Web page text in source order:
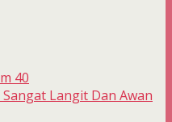
40
Langit Dan Awan